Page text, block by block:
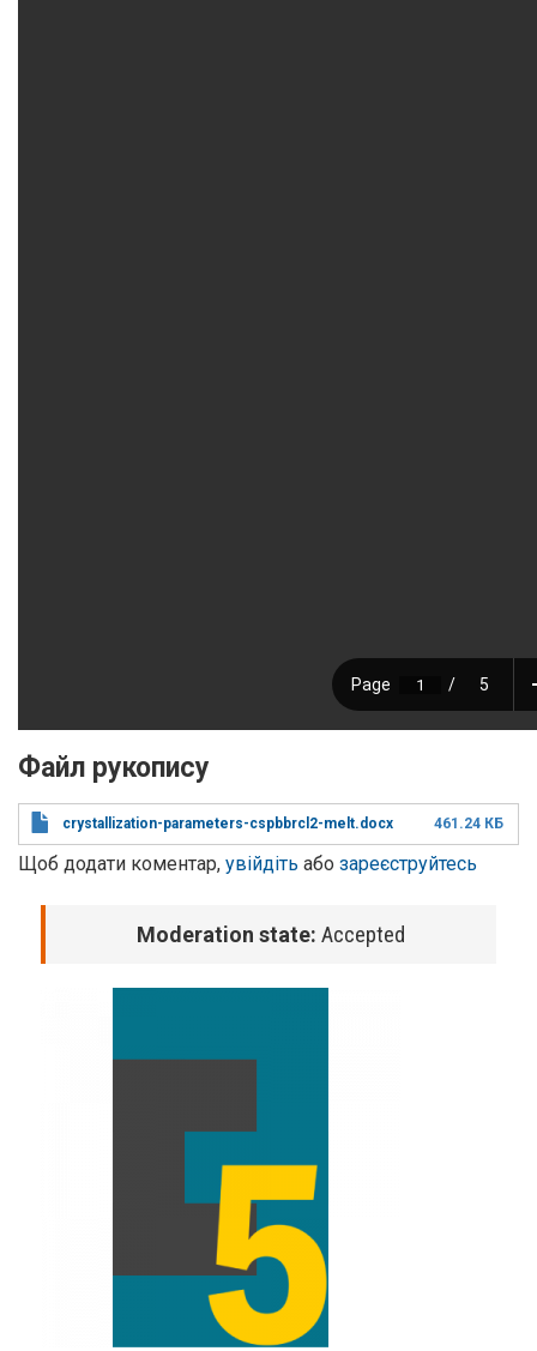
Файл рукопису
crystallization-parameters-cspbbrcl2-melt.docx 461.24 КБ
Щоб додати коментар, увійдіть або зареєструйтесь
Moderation state: Accepted